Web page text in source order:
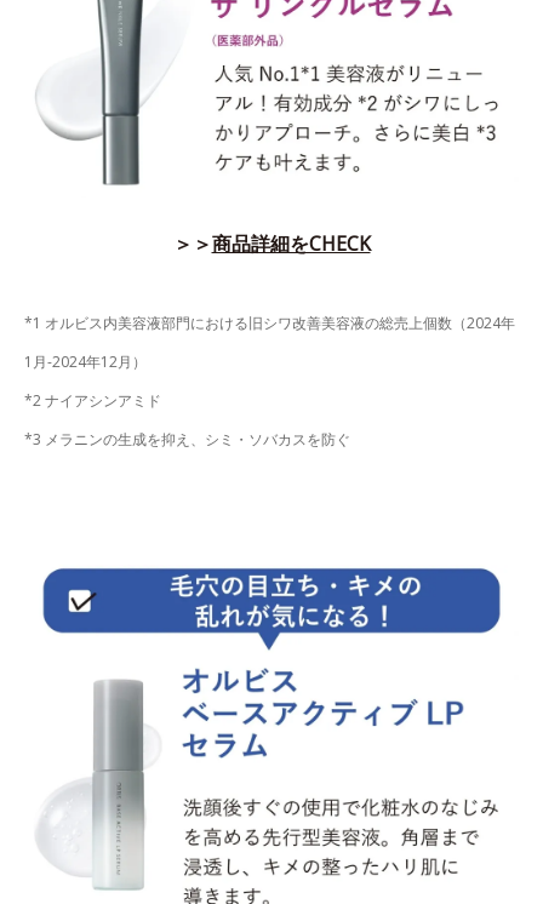
＞＞商品詳細をCHECK
*1 オルビス内美容液部門における旧シワ改善美容液の総売上個数（2024年
1月-2024年12月）
*2 ナイアシンアミド
*3 メラニンの生成を抑え、シミ・ソバカスを防ぐ